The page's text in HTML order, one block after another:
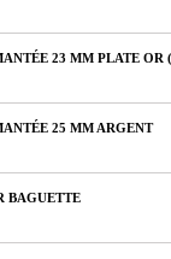
23 MM PLATE
25 MM ARGENT
BAGUETTE